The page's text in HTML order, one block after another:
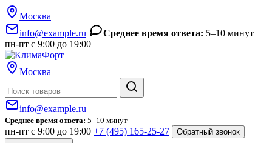
Москва
info@example.ru
Среднее время ответа: 5–10 минут
пн-пт с 9:00 до 19:00
Москва
info@example.ru
Среднее время ответа: 5–10 минут
пн-пт с 9:00 до 19:00 +7 (495) 165-25-27 Обратный звонок